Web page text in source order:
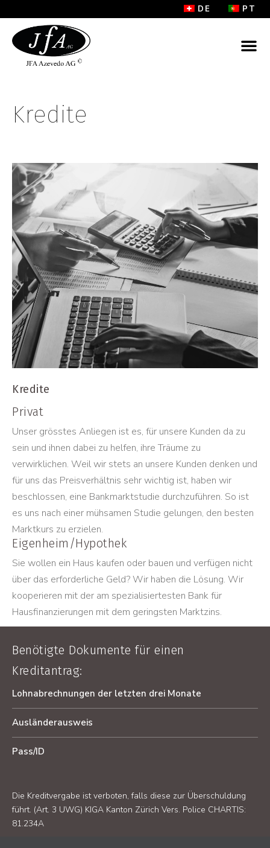
DE PT
Kredite
Kredite
Privat
Unser grösstes Anliegen ist es, für unsere Kunden da zu
sein und ihnen dabei zu helfen, ihre Träume zu
verwirklichen. Weil wir stets an unsere Kunden denken und
für uns das Preisverhältnis sehr wichtig ist, haben wir
beschlossen, eine Bankmarktstudie durchzuführen. So ist
es uns nach einer mühsamen Studie gelungen, den besten
Marktkurs zu erzielen.
Eigenheim/Hypothek
Sie wollen ein Haus kaufen oder bauen und verfügen nicht
über das erforderliche Geld? Wir haben die Lösung. Wir
kooperieren mit der am spezialisiertesten Bank für
Hausfinanzierungen mit dem geringsten Marktzins.
Benötigte Dokumente für einen
Kreditantrag:
Lohnabrechnungen der letzten drei Monate
Ausländerausweis
Pass/ID
Die Kreditvergabe ist verboten, falls diese zur Überschuldung
führt. (Art. 3 UWG) KIGA Kanton Zürich Vers. Police CHARTIS:
81.234A